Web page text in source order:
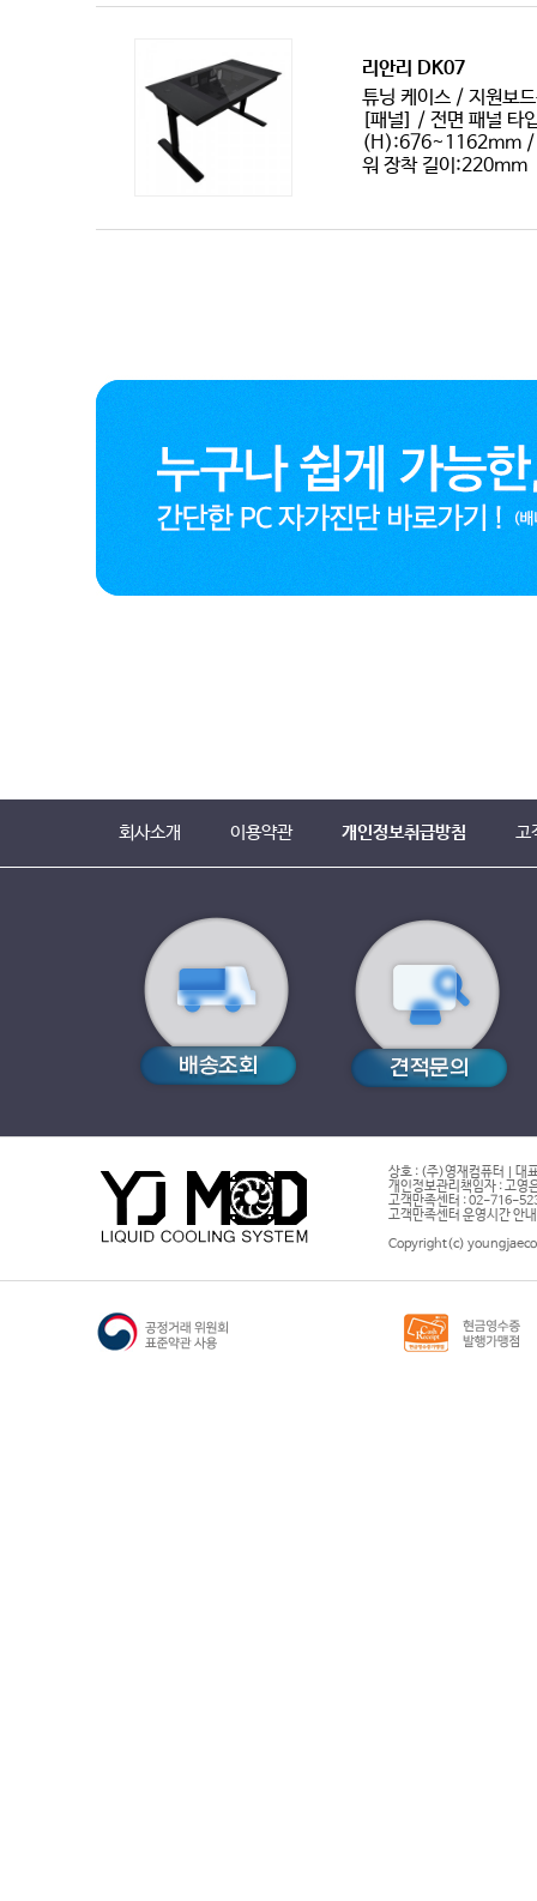
회사소개 이용약관 개인정보취급방침 고
상호 : (주)영재컴퓨터 | 대
개인정보관리책임자 : 고영
고객만족센터 : 02-716-
고객만족센터 운영시간 안
Copyright(c)